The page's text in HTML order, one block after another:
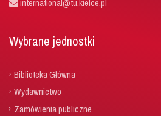
Wybrane jednostki
Biblioteka Główna
Wydawnictwo
Zamówienia publiczne